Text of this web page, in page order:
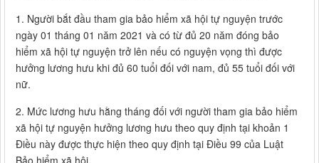
1. Người bắt đầu tham gia bảo hiểm xã hội tự nguyện trước
ngày 01 tháng 01 năm 2021 và có từ đủ 20 năm đóng bảo
hiểm xã hội tự nguyện trở lên nếu có nguyện vọng thì được
hưởng lương hưu khi đủ 60 tuổi đối với nam, đủ 55 tuổi đối với
nữ.
2. Mức lương hưu hằng tháng đối với người tham gia bảo hiểm
xã hội tự nguyện hưởng lương hưu theo quy định tại khoản 1
Điều này được thực hiện theo quy định tại Điều 99 của Luật